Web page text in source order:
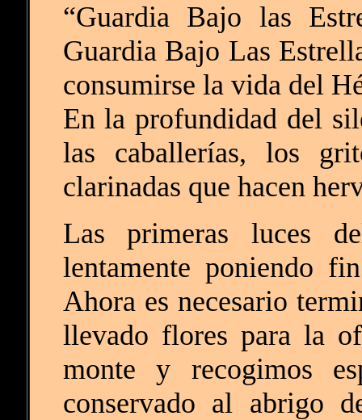
“Guardia Bajo las
Guardia Bajo Las
consumirse la vida del
En la profundidad del
las caballerías, los
clarinadas que hacen
Las primeras luces
lentamente poniendo
Ahora es necesario
llevado flores para la
monte y recogimos
conservado al abrigo